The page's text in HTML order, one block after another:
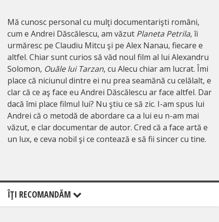
Mă cunosc personal cu mulţi documentarişti români,
cum e Andrei Dăscălescu, am văzut Planeta Petrila, îi
urmăresc pe Claudiu Mitcu şi pe Alex Nanau, fiecare e
altfel. Chiar sunt curios să văd noul film al lui Alexandru
Solomon, Ouăle lui Tarzan, cu Alecu chiar am lucrat. Îmi
place că niciunul dintre ei nu prea seamănă cu celălalt, e
clar că ce aş face eu Andrei Dăscălescu ar face altfel. Dar
dacă îmi place filmul lui? Nu ştiu ce să zic. I-am spus lui
Andrei că o metodă de abordare ca a lui eu n-am mai
văzut, e clar documentar de autor. Cred că a face artă e
un lux, e ceva nobil şi ce contează e să fii sincer cu tine.
ÎŢI RECOMANDĂM